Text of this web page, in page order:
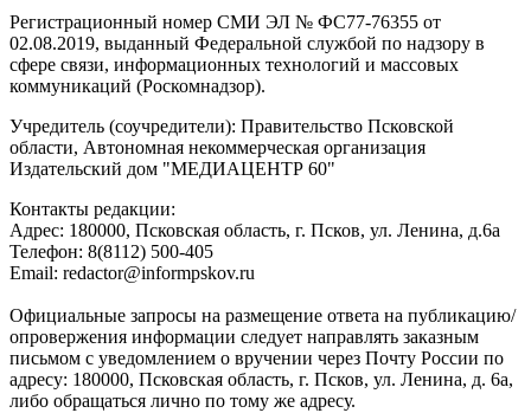
Регистрационный номер СМИ ЭЛ № ФС77-76355 от
02.08.2019, выданный Федеральной службой по надзору в
сфере связи, информационных технологий и массовых
коммуникаций (Роскомнадзор).
Учредитель (соучредители): Правительство Псковской
области, Автономная некоммерческая организация
Издательский дом "МЕДИАЦЕНТР 60"
Контакты редакции:
Адреc: 180000, Псковская область, г. Псков, ул. Ленина, д.6а
Телефон: 8(8112) 500-405
Email: redactor@informpskov.ru
Официальные запросы на размещение ответа на публикацию/
опровержения информации следует направлять заказным
письмом с уведомлением о вручении через Почту России по
адресу: 180000, Псковская область, г. Псков, ул. Ленина, д. 6а,
либо обращаться лично по тому же адресу.